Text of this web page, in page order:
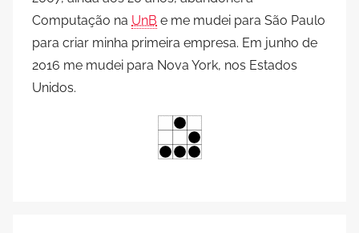
Computação na UnB e me mudei para São Paulo
para criar minha primeira empresa. Em junho de
2016 me mudei para Nova York, nos Estados
Unidos.